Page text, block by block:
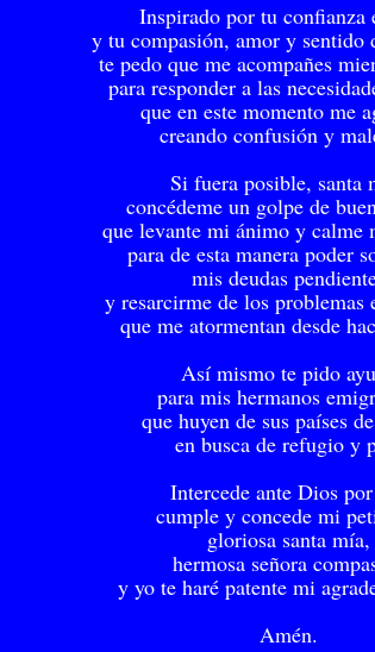
Inspirado por tu confianza
y tu compasión, amor y sentido
te pedo que me acompañes
para responder a las
que en este momento me
creando confusión y
Si fuera posible, santa
concédeme un golpe de
que levante mi ánimo y calme
para de esta manera poder
mis deudas
y resarcirme de los problemas
que me atormentan desde
Así mismo te pido
para mis hermanos
que huyen de sus países
en busca de refugio y
Intercede ante Dios
cumple y concede mi
gloriosa santa mía,
hermosa señora
y yo te haré patente mi
Amén.